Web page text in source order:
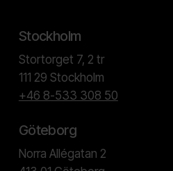
Stockholm
Stortorget 7, 2 tr
111 29 Stockholm
+46 8-533 308 50
Göteborg
Norra Allégatan 2